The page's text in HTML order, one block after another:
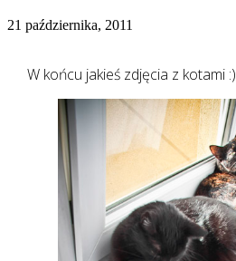
21 października, 2011
W końcu jakieś zdjęcia z kotami :)